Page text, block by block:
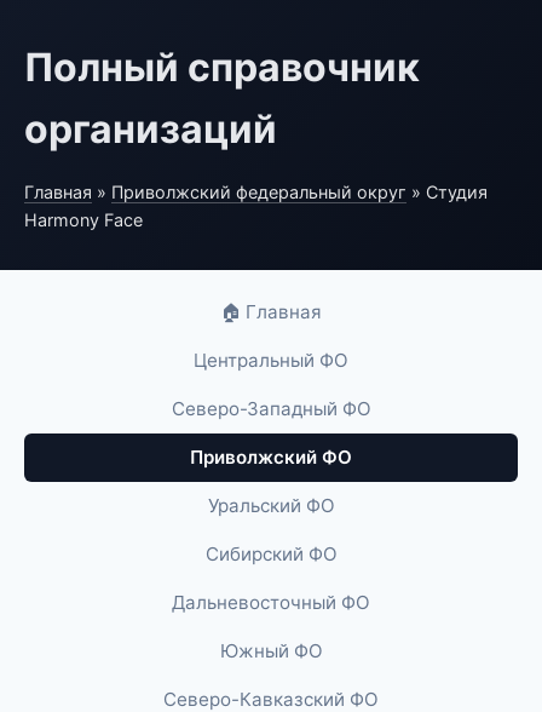
Полный справочник
организаций
Главная » Приволжский федеральный округ » Студия
Harmony Face
🏠 Главная
Центральный ФО
Северо-Западный ФО
Приволжский ФО
Уральский ФО
Сибирский ФО
Дальневосточный ФО
Южный ФО
Северо-Кавказский ФО